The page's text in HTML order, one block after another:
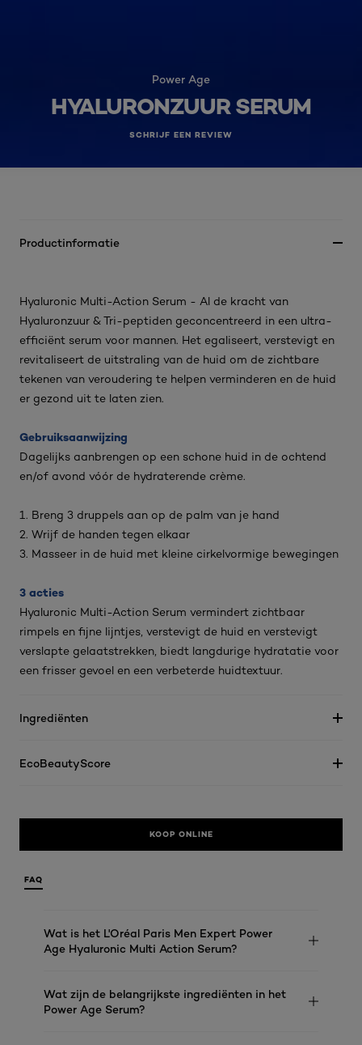
Power Age
HYALURONZUUR SERUM
SCHRIJF EEN REVIEW
Productinformatie
Hyaluronic Multi-Action Serum - Al de kracht van
Hyaluronzuur & Tri-peptiden geconcentreerd in een ultra-
efficiënt serum voor mannen. Het egaliseert, verstevigt en
revitaliseert de uitstraling van de huid om de zichtbare
tekenen van veroudering te helpen verminderen en de huid
er gezond uit te laten zien.
Gebruiksaanwijzing
Dagelijks aanbrengen op een schone huid in de ochtend
en/of avond vóór de hydraterende crème.
1. Breng 3 druppels aan op de palm van je hand
2. Wrijf de handen tegen elkaar
3. Masseer in de huid met kleine cirkelvormige bewegingen
3 acties
Hyaluronic Multi-Action Serum vermindert zichtbaar
rimpels en fijne lijntjes, verstevigt de huid en verstevigt
verslapte gelaatstrekken, biedt langdurige hydratatie voor
een frisser gevoel en een verbeterde huidtextuur.
Ingrediënten
EcoBeautyScore
KOOP ONLINE
FAQ
Wat is het L'Oréal Paris Men Expert Power
Age Hyaluronic Multi Action Serum?
Wat zijn de belangrijkste ingrediënten in het
Power Age Serum?